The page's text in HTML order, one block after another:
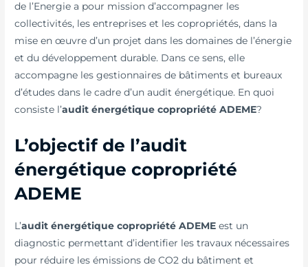
de l’Energie a pour mission d’accompagner les
collectivités, les entreprises et les copropriétés, dans la
mise en œuvre d’un projet dans les domaines de l’énergie
et du développement durable. Dans ce sens, elle
accompagne les gestionnaires de bâtiments et bureaux
d’études dans le cadre d’un audit énergétique. En quoi
consiste l’audit énergétique copropriété ADEME?
L’objectif de l’audit
énergétique copropriété
ADEME
L’audit énergétique copropriété ADEME est un
diagnostic permettant d’identifier les travaux nécessaires
pour réduire les émissions de CO2 du bâtiment et